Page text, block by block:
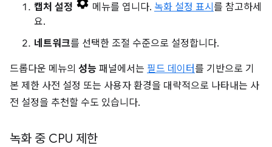
캡처 설정 메뉴를 엽니다. 녹화 설정 표시 를 참고하세
요.
네트워크를 선택한 조절 수준으로 설정합니다.
드롭다운 메뉴의 성능 패널에서는 필드 데이터를 기반으로 기
본 제한 사전 설정 또는 사용자 환경을 대략적으로 나타내는 사
전 설정을 추천할 수도 있습니다.
녹화 중 CPU 제한